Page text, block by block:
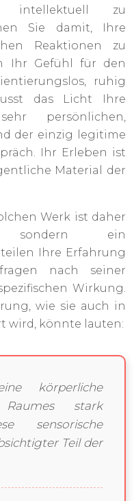
intellektuell zu
Sie damit, Ihre
Reaktionen zu
Ihr Gefühl für den
ruhig
das Licht Ihre
persönlichen,
der einzig legitime
Ihr Erleben ist
Material der
Werk ist daher
sondern ein
teilen Ihre Erfahrung
nach seiner
Wirkung.
wie sie auch in
wird, könnte lauten:
körperliche
stark
sensorische
Teil der